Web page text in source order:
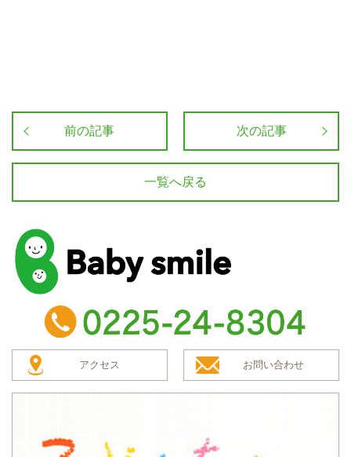
前の記事 次の記事
一覧へ戻る
baby smile
TEL：0225-24-8304
アクセス お問い合わせ